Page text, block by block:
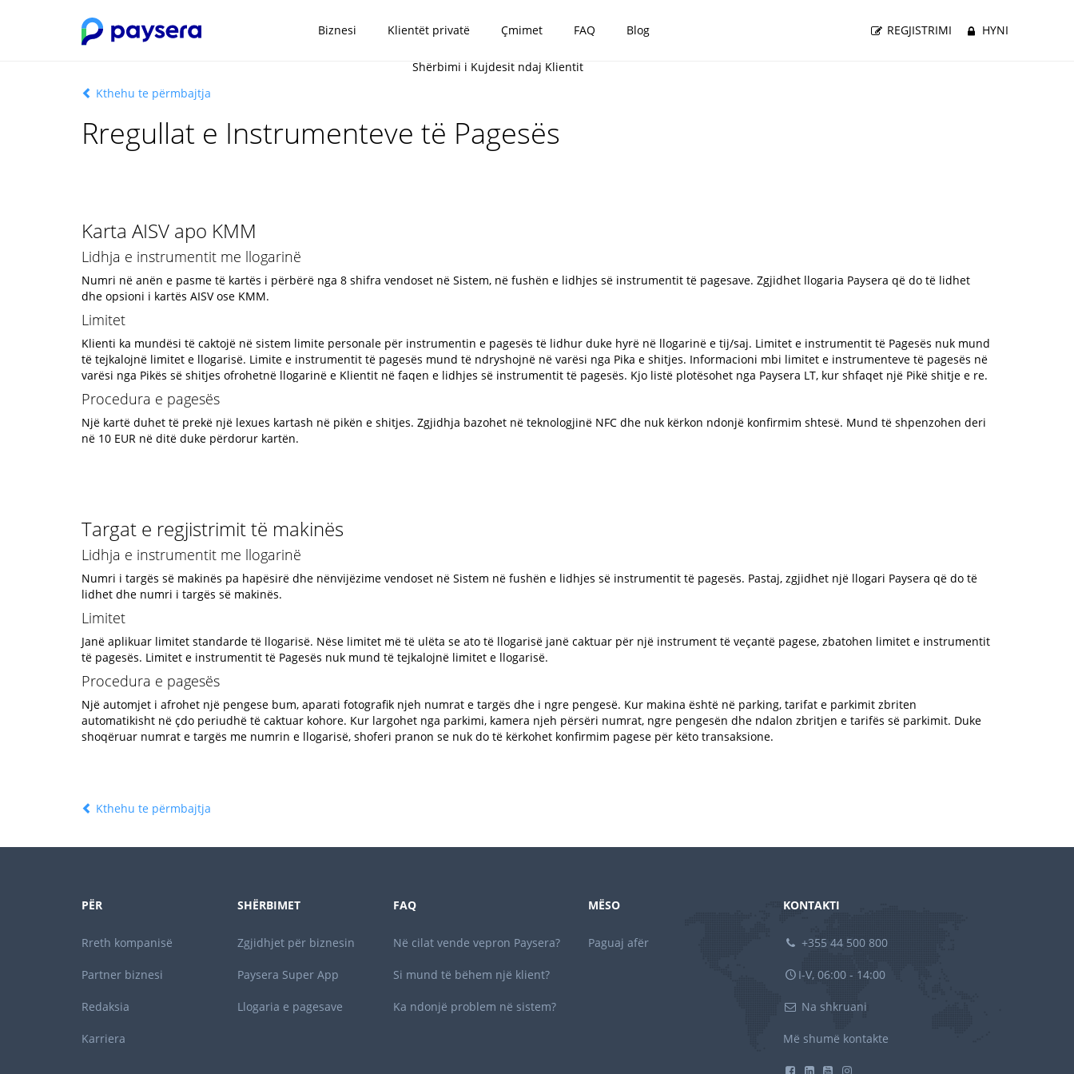
Biznesi Klientët privatë Çmimet FAQ Blog
Shërbimi i Kujdesit ndaj Klientit
REGJISTRIMI HYNI
Kthehu te përmbajtja
Rregullat e Instrumenteve të Pagesës
Karta AISV apo KMM
Lidhja e instrumentit me llogarinë
Numri në anën e pasme të kartës i përbërë nga 8 shifra vendoset në Sistem, në fushën e lidhjes së instrumentit të pagesave. Zgjidhet llogaria Paysera që do të lidhet
dhe opsioni i kartës AISV ose KMM.
Limitet
Klienti ka mundësi të caktojë në sistem limite personale për instrumentin e pagesës të lidhur duke hyrë në llogarinë e tij/saj. Limitet e instrumentit të Pagesës nuk mund
të tejkalojnë limitet e llogarisë. Limite e instrumentit të pagesës mund të ndryshojnë në varësi nga Pika e shitjes. Informacioni mbi limitet e instrumenteve të pagesës në
varësi nga Pikës së shitjes ofrohetnë llogarinë e Klientit në faqen e lidhjes së instrumentit të pagesës. Kjo listë plotësohet nga Paysera LT, kur shfaqet një Pikë shitje e re.
Procedura e pagesës
Një kartë duhet të prekë një lexues kartash në pikën e shitjes. Zgjidhja bazohet në teknologjinë NFC dhe nuk kërkon ndonjë konfirmim shtesë. Mund të shpenzohen deri
në 10 EUR në ditë duke përdorur kartën.
Targat e regjistrimit të makinës
Lidhja e instrumentit me llogarinë
Numri i targës së makinës pa hapësirë dhe nënvijëzime vendoset në Sistem në fushën e lidhjes së instrumentit të pagesës. Pastaj, zgjidhet një llogari Paysera që do të
lidhet dhe numri i targës së makinës.
Limitet
Janë aplikuar limitet standarde të llogarisë. Nëse limitet më të ulëta se ato të llogarisë janë caktuar për një instrument të veçantë pagese, zbatohen limitet e instrumentit
të pagesës. Limitet e instrumentit të Pagesës nuk mund të tejkalojnë limitet e llogarisë.
Procedura e pagesës
Një automjet i afrohet një pengese bum, aparati fotografik njeh numrat e targës dhe i ngre pengesë. Kur makina është në parking, tarifat e parkimit zbriten
automatikisht në çdo periudhë të caktuar kohore. Kur largohet nga parkimi, kamera njeh përsëri numrat, ngre pengesën dhe ndalon zbritjen e tarifës së parkimit. Duke
shoqëruar numrat e targës me numrin e llogarisë, shoferi pranon se nuk do të kërkohet konfirmim pagese për këto transaksione.
Kthehu te përmbajtja
PËR
Rreth kompanisë
Partner biznesi
Redaksia
Karriera
SHËRBIMET
Zgjidhjet për biznesin
Paysera Super App
Llogaria e pagesave
FAQ
Në cilat vende vepron Paysera?
Si mund të bëhem një klient?
Ka ndonjë problem në sistem?
MËSO
Paguaj afër
KONTAKTI
+355 44 500 800
I-V, 06:00 - 14:00
Na shkruani
Më shumë kontakte